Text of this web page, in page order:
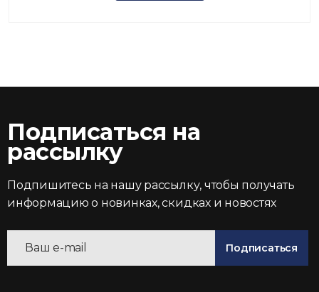
Подписаться на
рассылку
Подпишитесь на нашу рассылку, чтобы получать
информацию о новинках, скидках и новостях
Подписаться